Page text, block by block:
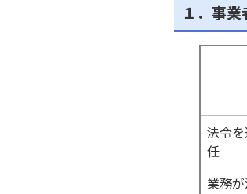
１．事
法令
任
業務